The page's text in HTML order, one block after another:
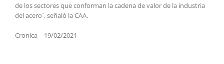
de los sectores que conforman la cadena de valor de la industria
del acero`, señaló la CAA.
Cronica – 19/02/2021